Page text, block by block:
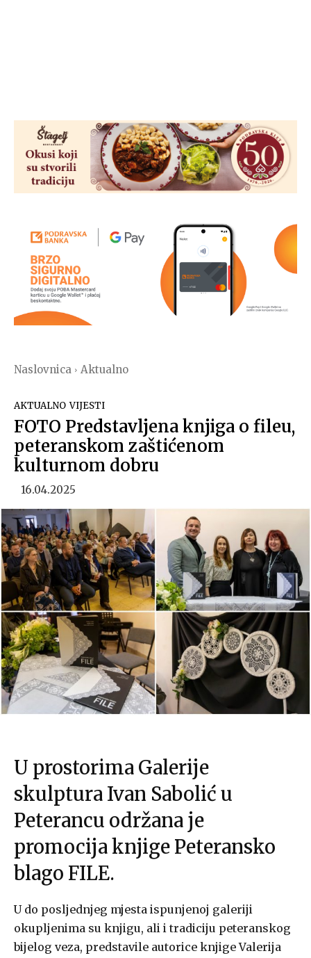
Naslovnica Aktualno
AKTUALNO VIJESTI
FOTO Predstavljena knjiga o fileu,
peteranskom zaštićenom
kulturnom dobru
16.04.2025
U prostorima Galerije
skulptura Ivan Sabolić u
Peterancu održana je
promocija knjige Peteransko
blago FILE.
U do posljednjeg mjesta ispunjenoj galeriji
okupljenima su knjigu, ali i tradiciju peteranskog
bijelog veza, predstavile autorice knjige Valerija